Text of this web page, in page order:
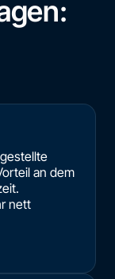
an dem
nett